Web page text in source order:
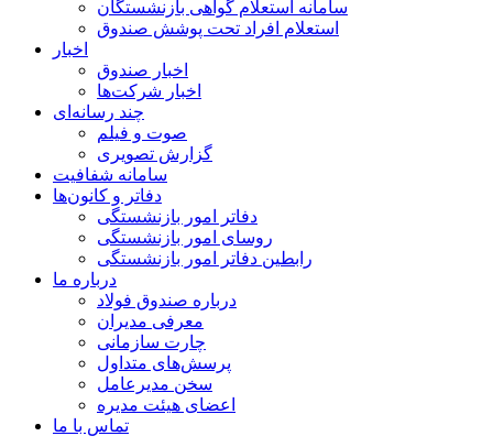
سامانه استعلام گواهی بازنشستگان
استعلام افراد تحت پوشش صندوق
اخبار
اخبار صندوق
اخبار شرکت‌ها
چند رسانه‌ای
صوت و فیلم
گزارش تصویری
سامانه شفافیت
دفاتر و کانون‌ها
دفاتر امور بازنشستگی
روسای امور بازنشستگی
رابطین دفاتر امور بازنشستگی
درباره ما
درباره صندوق فولاد
معرفی مدیران
چارت سازمانی
پرسش‌های متداول
سخن مدیرعامل
اعضای هیئت مدیره
تماس با ما